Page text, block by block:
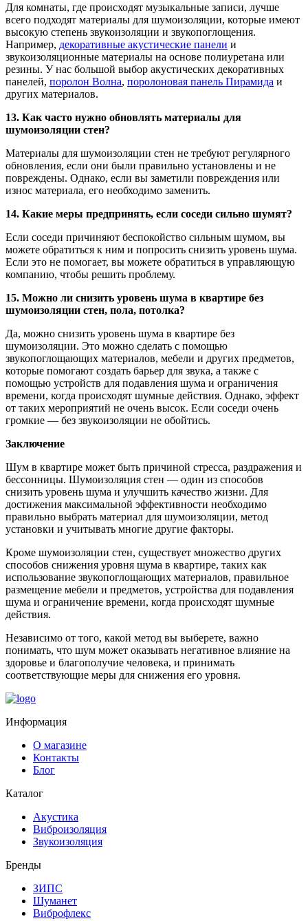
Для комнаты, где происходят музыкальные записи, лучше
всего подходят материалы для шумоизоляции, которые имеют
высокую степень звукоизоляции и звукопоглощения.
Например, декоративные акустические панели и
звукоизоляционные материалы на основе полиуретана или
резины. У нас большой выбор акустических декоративных
панелей, поролон Волна, поролоновая панель Пирамида и
других материалов.
13. Как часто нужно обновлять материалы для
шумоизоляции стен?
Материалы для шумоизоляции стен не требуют регулярного
обновления, если они были правильно установлены и не
повреждены. Однако, если вы заметили повреждения или
износ материала, его необходимо заменить.
14. Какие меры предпринять, если соседи сильно шумят?
Если соседи причиняют беспокойство сильным шумом, вы
можете обратиться к ним и попросить снизить уровень шума.
Если это не помогает, вы можете обратиться в управляющую
компанию, чтобы решить проблему.
15. Можно ли снизить уровень шума в квартире без
шумоизоляции стен, пола, потолка?
Да, можно снизить уровень шума в квартире без
шумоизоляции. Это можно сделать с помощью
звукопоглощающих материалов, мебели и других предметов,
которые помогают создать барьер для звука, а также с
помощью устройств для подавления шума и ограничения
времени, когда происходят шумные действия. Однако, эффект
от таких мероприятий не очень высок. Если соседи очень
громкие — без звукоизоляции не обойтись.
Заключение
Шум в квартире может быть причиной стресса, раздражения и
бессонницы. Шумоизоляция стен — один из способов
снизить уровень шума и улучшить качество жизни. Для
достижения максимальной эффективности необходимо
правильно выбрать материал для шумоизоляции, метод
установки и учитывать многие другие факторы.
Кроме шумоизоляции стен, существует множество других
способов снижения уровня шума в квартире, таких как
использование звукопоглощающих материалов, правильное
размещение мебели и предметов, устройства для подавления
шума и ограничение времени, когда происходят шумные
действия.
Независимо от того, какой метод вы выберете, важно
понимать, что шум может оказывать негативное влияние на
здоровье и благополучие человека, и принимать
соответствующие меры для снижения его уровня.
Информация
О магазине
Контакты
Блог
Каталог
Акустика
Виброизоляция
Звукоизоляция
Бренды
ЗИПС
Шуманет
Виброфлекс